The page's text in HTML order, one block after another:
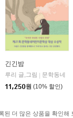
아(RHK)
긴긴밤
루리 글,그림
문학동네
11,250원 (10% 할인)
된 더 많은 상품을 확인해